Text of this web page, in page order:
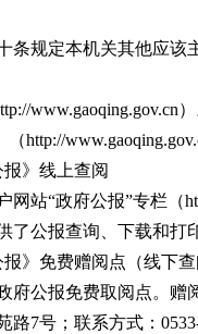
条规定本机关其他应该
www.gaoqing.gov.cn）
http://
报》线上查阅
站“政府公报”专栏（
公报查询、下载和打
》免费赠阅点（线下查
府公报免费取阅点。赠
路7号；联系方式：